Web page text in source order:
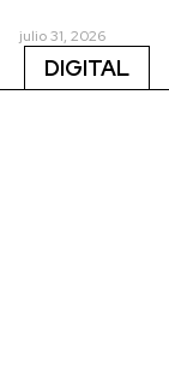
julio 31, 2026
DIGITAL